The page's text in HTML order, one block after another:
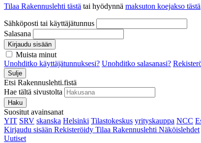
Tilaa Rakennuslehti tästä tai hyödynnä maksuton koejakso tästä
Sähköposti tai käyttäjätunnus
Salasana
Kirjaudu sisään
Muista minut
Unohditko käyttäjätunnuksesi? Unohditko salasanasi?
Sulje
Etsi Rakennuslehti.fistä
Hae tältä sivustolta
Haku
Suositut avainsanat
YIT SRV skanska Helsinki Tilastokeskus yrityskauppa NCC
Kirjaudu sisään Rekisteröidy Tilaa Rakennuslehti Näköislehdet
Uutiset